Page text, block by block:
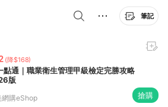
筆記
(降$168)
點通｜職業衛生管理甲級檢定完勝攻略
版
網購eShop 搶購